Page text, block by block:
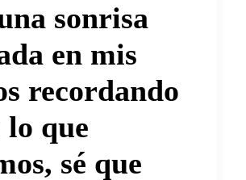
sonrisa
en mis
recordando
lo que
sé que